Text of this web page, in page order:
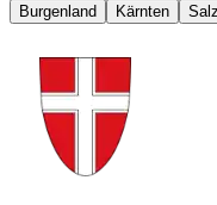
Burgenland
Kärnten